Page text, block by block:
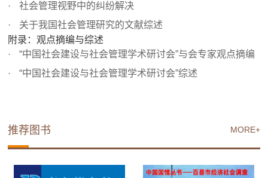
社会管理视野中的纠纷解决
关于我国社会管理研究的文献综述
附录：观点摘编与综述
“中国社会建设与社会管理学术研讨会”与会专家观点摘编
“中国社会建设与社会管理学术研讨会”综述
MORE+
推荐图书